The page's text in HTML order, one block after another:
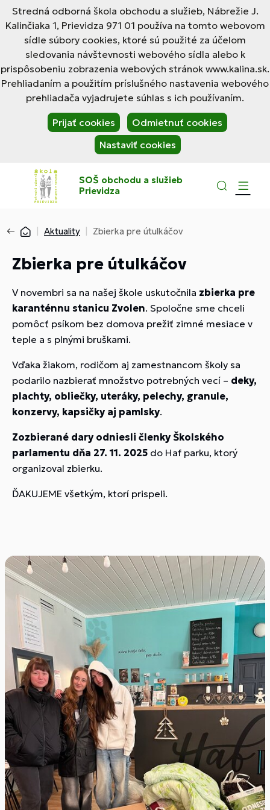
Stredná odborná škola obchodu a služieb, Nábrežie J.
Kalinčiaka 1, Prievidza 971 01 používa na tomto webovom
sídle súbory cookies, ktoré sú použité za účelom
sledovania návštevnosti webového sídla alebo k
prispôsobeniu zobrazenia webových stránok www.kalina.sk.
Prehliadaním a použitím príslušného nastavenia webového
prehliadača vyjadrujete súhlas s ich používaním.
Prijať cookies
Odmietnuť cookies
Nastaviť cookies
SOŠ obchodu a služieb
Prievidza
Aktuality Zbierka pre útulkáčov
Zbierka pre útulkáčov
V novembri sa na našej škole uskutočnila zbierka pre
karanténnu stanicu Zvolen. Spoločne sme chceli
pomôcť psíkom bez domova prežiť zimné mesiace v
teple a s plnými bruškami.
Vďaka žiakom, rodičom aj zamestnancom školy sa
podarilo nazbierať množstvo potrebných vecí – deky,
plachty, obliečky, uteráky, pelechy, granule,
konzervy, kapsičky aj pamlsky.
Zozbierané dary odniesli členky Školského
parlamentu dňa 27. 11. 2025 do Haf parku, ktorý
organizoval zbierku.
ĎAKUJEME všetkým, ktorí prispeli.